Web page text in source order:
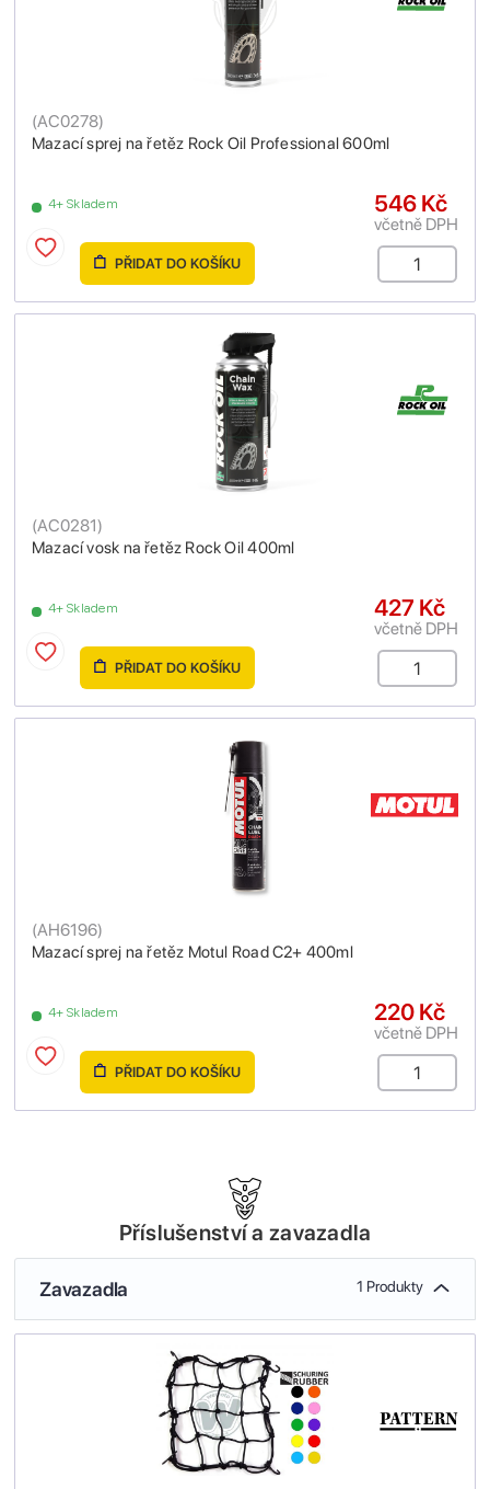
Mazací sprej na řetěz Rock Oil Professional 600ml
(AC0278)
4+ Skladem 546 Kč
včetně DPH
PŘIDAT DO KOŠÍKU
Mazací vosk na řetěz Rock Oil 400ml
(AC0281)
4+ Skladem 427 Kč
včetně DPH
PŘIDAT DO KOŠÍKU
Mazací sprej na řetěz Motul Road C2+ 400ml
(AH6196)
4+ Skladem 220 Kč
včetně DPH
PŘIDAT DO KOŠÍKU
Příslušenství a zavazadla
Zavazadla 1 Produkty